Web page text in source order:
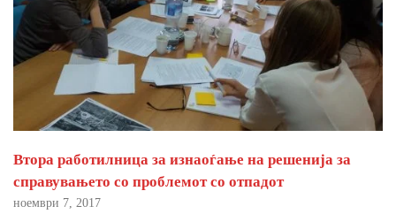
Втора работилница за изнаоѓање на решенија за
справувањето со проблемот со отпадот
ноември 7, 2017